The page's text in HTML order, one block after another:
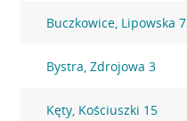
Buczkowice, Lipowska
Bystra, Zdrojowa 3
Kęty, Kościuszki 15